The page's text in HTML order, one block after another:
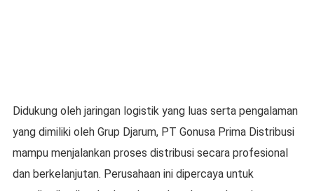
Didukung oleh jaringan logistik yang luas serta pengalaman
yang dimiliki oleh Grup Djarum, PT Gonusa Prima Distribusi
mampu menjalankan proses distribusi secara profesional
dan berkelanjutan. Perusahaan ini dipercaya untuk